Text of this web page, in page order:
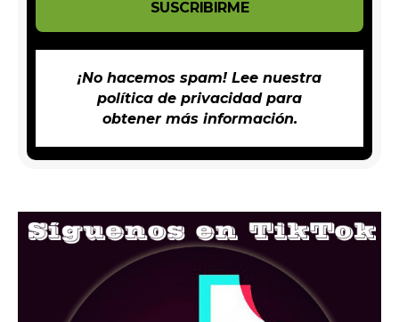
¡No hacemos spam! Lee nuestra
política de privacidadpara
obtener más información.